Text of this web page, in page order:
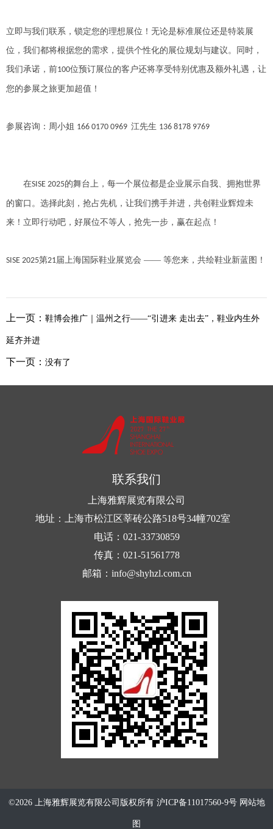
立即与我们联系，锁定您的理想展位！无论是标准展位还是特装展
位，我们都将根据您的需求，提供个性化的展位规划与建议。同时，
我们承诺，前100位预订展位的客户还将享受特别优惠及额外礼遇，让
您的参展之旅更加超值！
参展咨询：周小姐 166 0170 0969 江先生 136 8178 9769
在SISE 2025的舞台上，每一个展位都是企业展示自我、拥抱世界
的窗口。选择此刻，抢占先机，让我们携手并进，共创鞋业辉煌未
来！立即行动吧，好展位不等人，抢先一步，赢在起点！
SISE 2025第21届上海国际鞋业展览会 —— 等您来，共绘鞋业新蓝图！
上一页： 鞋博会推广｜温州之行——“引进来 走出去”，鞋业内生外
延齐并进
下一页： 没有了
联系我们
上海雅辉展览有限公司
地址：上海市松江区莘砖公路518号34幢702室
电话：021-33730859
传真：021-51561778
邮箱：info@shyhzl.com.cn
©2026 上海雅辉展览有限公司版权所有 沪ICP备11017560-9号 网站地
图